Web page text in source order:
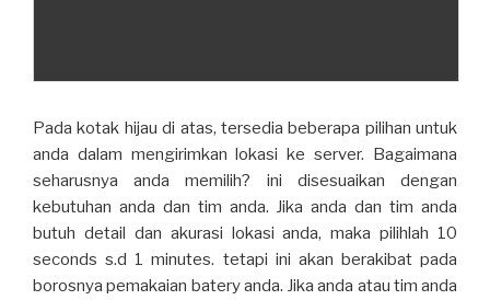
Pada kotak hijau di atas, tersedia beberapa pilihan untuk
anda dalam mengirimkan lokasi ke server. Bagaimana
seharusnya anda memilih? ini disesuaikan dengan
kebutuhan anda dan tim anda. Jika anda dan tim anda
butuh detail dan akurasi lokasi anda, maka pilihlah 10
seconds s.d 1 minutes. tetapi ini akan berakibat pada
borosnya pemakaian batery anda. Jika anda atau tim anda